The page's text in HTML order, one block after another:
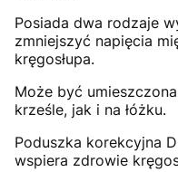
Posiada dwa rodzaje
zmniejszyć napięcia
kręgosłupa.
Może być
krześle, jak i na łóżku.
Poduszka korekcyjna
wspiera zdrowie